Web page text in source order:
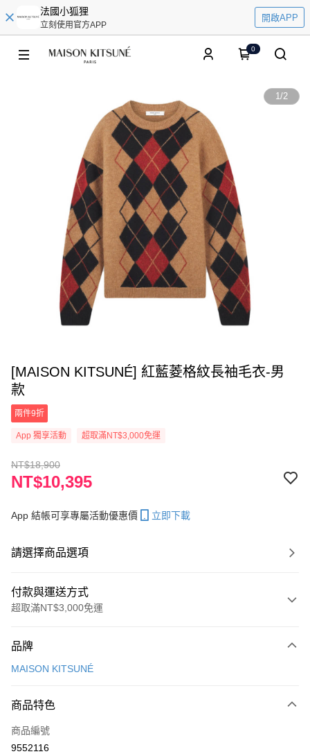
法國小狐狸
立刻使用官方APP
開啟APP
0
1/2
[MAISON KITSUNÉ] 紅藍菱格紋長袖毛衣-男
款
兩件9折
App 獨享活動 超取滿NT$3,000免運
NT$18,900
NT$10,395
App 結帳可享專屬活動優惠價 立即下載
請選擇商品選項
付款與運送方式
超取滿NT$3,000免運
信用卡一次付款
ATM付款
品牌
MAISON KITSUNÉ
商品特色
商品編號
9552116